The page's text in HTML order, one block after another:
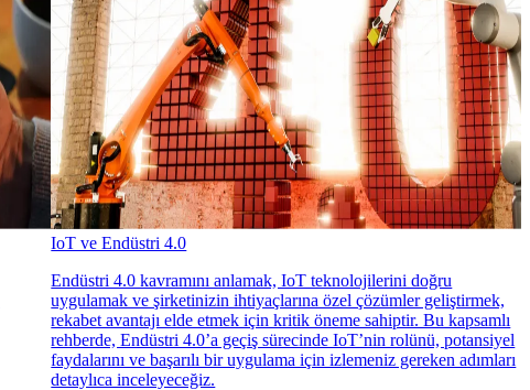
IoT ve Endüstri 4.0
Endüstri 4.0 kavramını anlamak, IoT teknolojilerini doğru
uygulamak ve şirketinizin ihtiyaçlarına özel çözümler geliştirmek,
rekabet avantajı elde etmek için kritik öneme sahiptir. Bu kapsamlı
rehberde, Endüstri 4.0’a geçiş sürecinde IoT’nin rolünü, potansiyel
faydalarını ve başarılı bir uygulama için izlemeniz gereken adımları
detaylıca inceleyeceğiz.